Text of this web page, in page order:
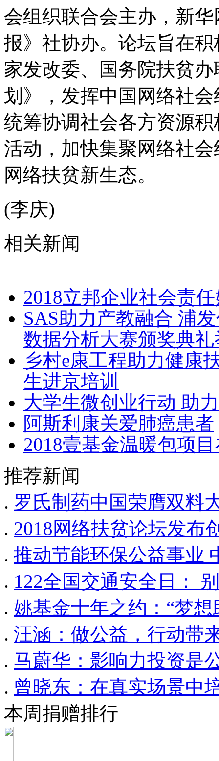
会组织联合会主办，新
报》社协办。论坛旨在
家发改委、国务院扶贫
划》，发挥中国网络社
统筹协调社会各方资源
活动，加快集聚网络社
网络扶贫新生态。
(李庆)
相关新闻
2018立邦企业社会责
SAS助力产教融合 浦
数据分析大赛颁奖典礼
乡村e康工程助力健康
生进京培训
大学生微创业行动 助
阿斯利康关爱肺癌患者
2018壹基金温暖包项
推荐新闻
. 罗氏制药中国荣膺双料
. 2018网络扶贫论坛发布
. 推动节能环保公益事业
. 122全国交通安全日：
. 姚基金十年之约：“梦
. 汪涵：做公益，行动带
. 马蔚华：影响力投资是
. 曾晓东：在真实场景中
本周捐赠排行